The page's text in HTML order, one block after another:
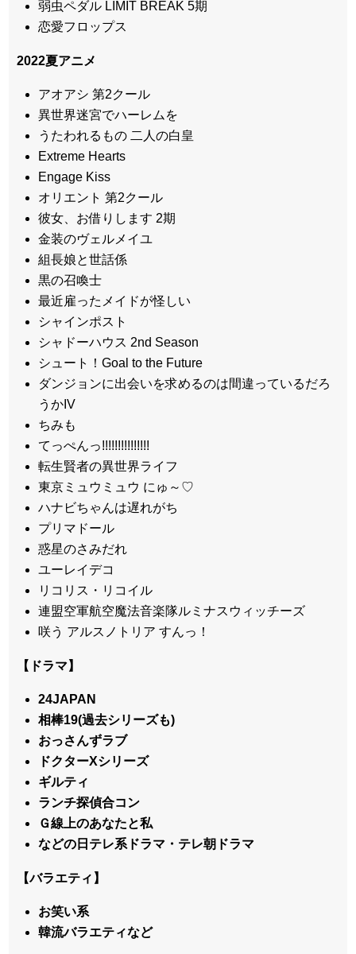
弱虫ペダル LIMIT BREAK 5期
恋愛フロップス
2022夏アニメ
アオアシ 第2クール
異世界迷宮でハーレムを
うたわれるもの 二人の白皇
Extreme Hearts
Engage Kiss
オリエント 第2クール
彼女、お借りします 2期
金装のヴェルメイユ
組長娘と世話係
黒の召喚士
最近雇ったメイドが怪しい
シャインポスト
シャドーハウス 2nd Season
シュート！Goal to the Future
ダンジョンに出会いを求めるのは間違っているだろ
うかIV
ちみも
てっぺんっ!!!!!!!!!!!!!!!
転生賢者の異世界ライフ
東京ミュウミュウ にゅ～♡
ハナビちゃんは遅れがち
プリマドール
惑星のさみだれ
ユーレイデコ
リコリス・リコイル
連盟空軍航空魔法音楽隊ルミナスウィッチーズ
咲う アルスノトリア すんっ！
【ドラマ】
24JAPAN
相棒19(過去シリーズも)
おっさんずラブ
ドクターXシリーズ
ギルティ
ランチ探偵合コン
Ｇ線上のあなたと私
などの日テレ系ドラマ・テレ朝ドラマ
【バラエティ】
お笑い系
韓流バラエティなど